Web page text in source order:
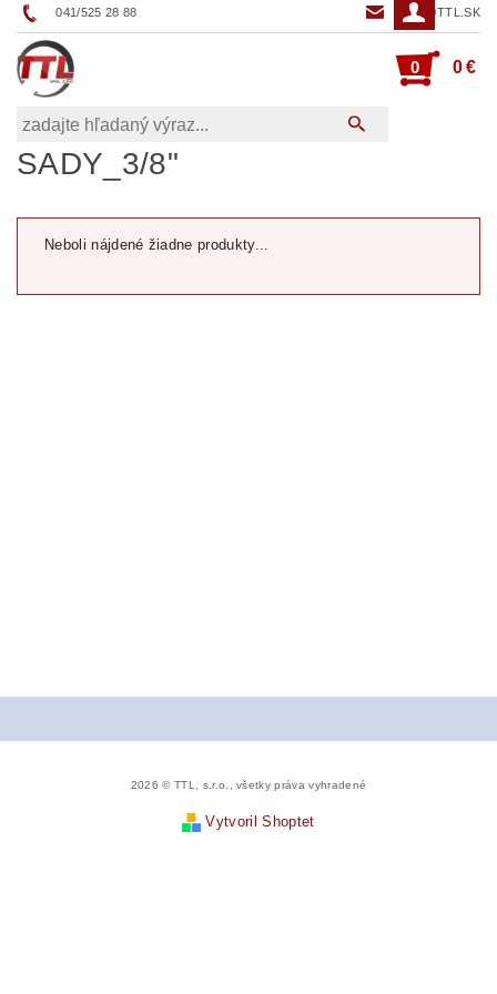
041/525 28 88 TTL@TTL.SK
0 0 €
SADY_3/8"
Neboli nájdené žiadne produkty...
2026 © TTL, s.r.o., všetky práva vyhradené
Vytvoril Shoptet